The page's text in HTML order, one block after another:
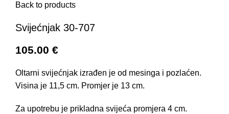
Back to products
Svijećnjak 30-707
105.00 €
Oltarni svijećnjak izrađen je od mesinga i pozlaćen.
Visina je 11,5 cm. Promjer je 13 cm.
Za upotrebu je prikladna svijeća promjera 4 cm.